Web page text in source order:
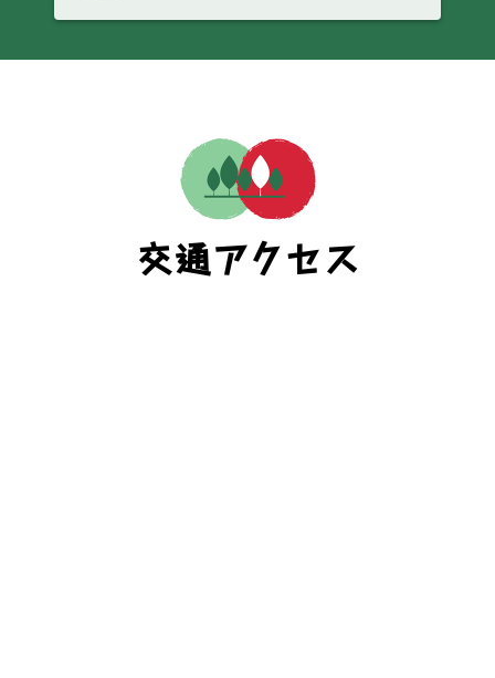
交通アクセス